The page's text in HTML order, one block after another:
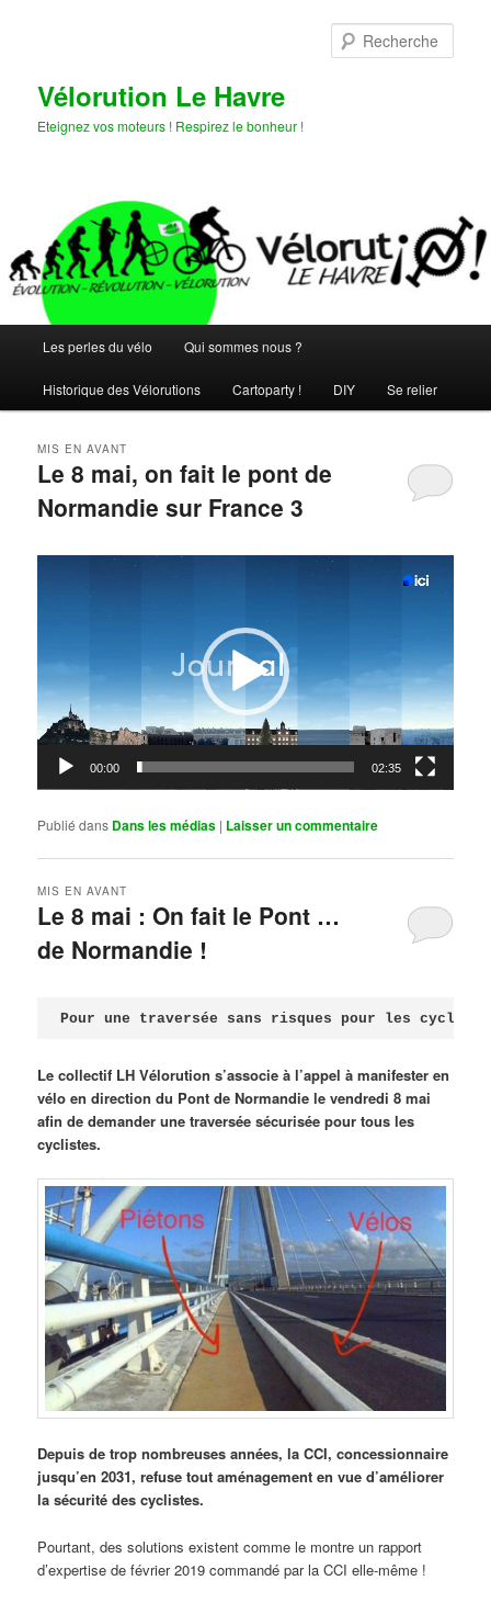
Vélorution Le Havre
Eteignez vos moteurs ! Respirez le bonheur !
principal
Les perles du vélo Qui sommes nous ?
Historique des Vélorutions Cartoparty ! DIY Se relier
Le 8 mai, on fait le pont de
Normandie sur France 3
MIS EN AVANT
00:00 02:35
Publié dans Dans les médias | Laisser un commentaire
Le 8 mai : On fait le Pont …
de Normandie !
MIS EN AVANT
Pour une traversée sans risques pour les
Le collectif LH Vélorution s’associe à l’appel à manifester en
vélo en direction du Pont de Normandie le vendredi 8 mai
afin de demander une traversée sécurisée pour tous les
cyclistes.
Depuis de trop nombreuses années, la CCI, concessionnaire
jusqu’en 2031, refuse tout aménagement en vue d’améliorer
la sécurité des cyclistes.
Pourtant, des solutions existent comme le montre un rapport
d’expertise de février 2019 commandé par la CCI elle-même !